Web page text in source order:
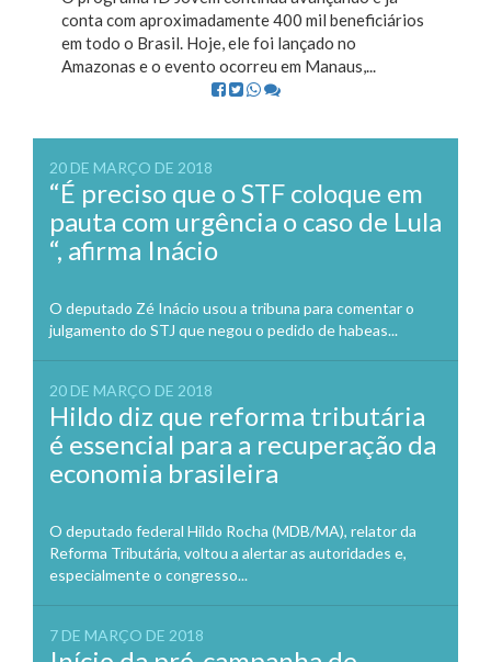
conta com aproximadamente 400 mil beneficiários
em todo o Brasil. Hoje, ele foi lançado no
Amazonas e o evento ocorreu em Manaus,...
20 DE MARÇO DE 2018
“É preciso que o STF coloque em
pauta com urgência o caso de Lula
“, afirma Inácio
O deputado Zé Inácio usou a tribuna para comentar o
julgamento do STJ que negou o pedido de habeas...
20 DE MARÇO DE 2018
Hildo diz que reforma tributária
é essencial para a recuperação da
economia brasileira
O deputado federal Hildo Rocha (MDB/MA), relator da
Reforma Tributária, voltou a alertar as autoridades e,
especialmente o congresso...
7 DE MARÇO DE 2018